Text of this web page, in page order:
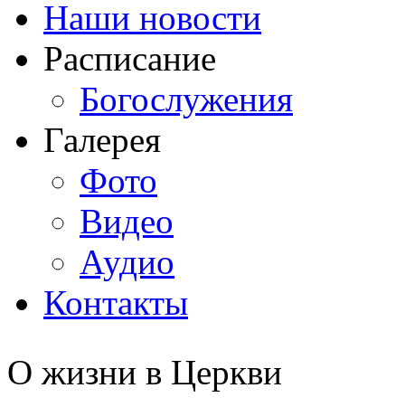
Наши новости
Расписание
Богослужения
Галерея
Фото
Видео
Аудио
Контакты
О жизни в Церкви